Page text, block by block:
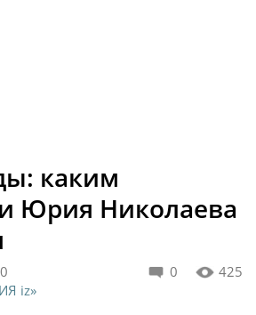
каким
Юрия Николаева
0 425
iz»